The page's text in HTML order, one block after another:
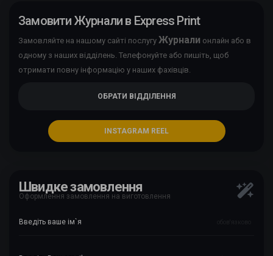
Замовити Журнали в Express Print
Замовляйте на нашому сайті послугу Журнали онлайн або в
одному з наших відділень. Телефонуйте або пишіть, щоб
отримати повну інформацію у наших фахівців.
ОБРАТИ ВІДДІЛЕННЯ
INSTAGRAM REEL
Швидке замовлення
Оформлення замовлення на виготовлення